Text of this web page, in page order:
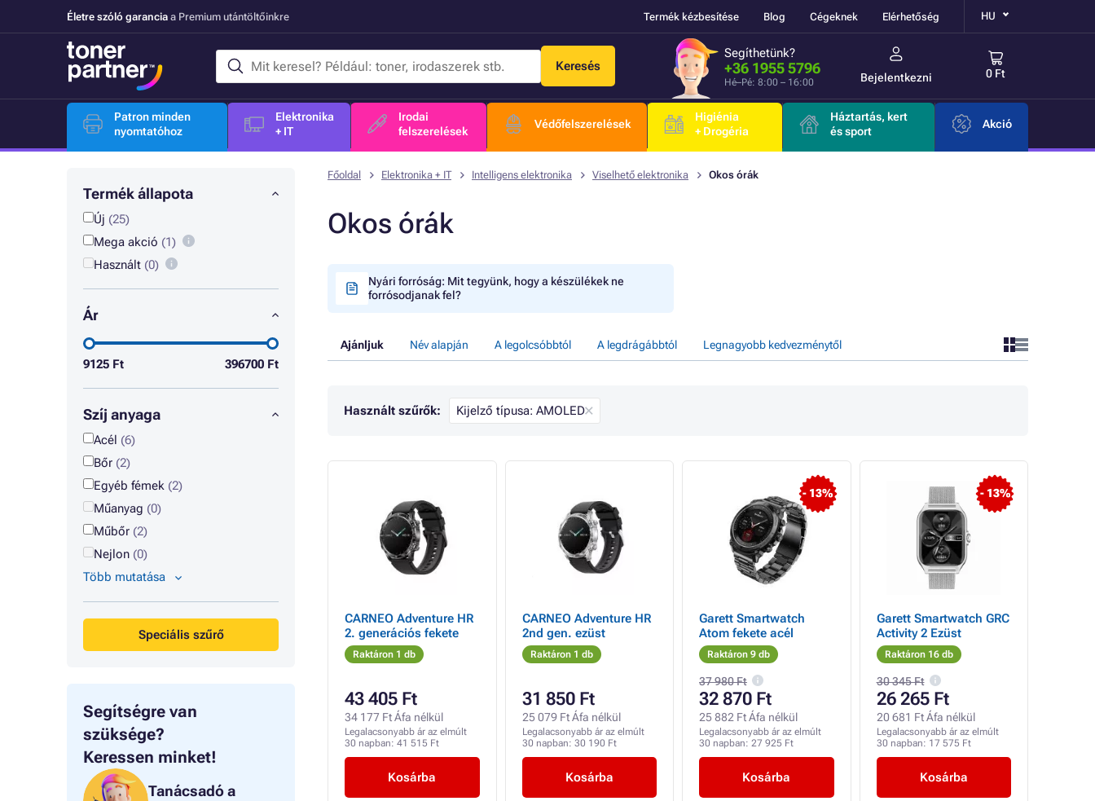
Életre szóló garancia a Premium utántöltőinkre Termék kézbesítése Blog Cégeknek Elérhetőség HU
Keresés
Segíthetünk?
+36 1955 5796
Hé–Pé: 8:00 – 16:00 Bejelentkezni 0 Ft
Patron minden
nyomtatóhoz
Elektronika
+ IT
Irodai
felszerelések
Védőfelszerelések
Higiénia
+ Drogéria
Háztartás, kert
és sport
Akció
Termék állapota
Új (25)
Mega akció (1)
Használt (0)
Ár
9125 Ft 396700 Ft
Szíj anyaga
Acél (6)
Bőr (2)
Egyéb fémek (2)
Műanyag (0)
Műbőr (2)
Nejlon (0)
Több mutatása
Speciális szűrő
Segítségre van
szüksége?
Keressen minket!
Tanácsadó a
Főoldal Elektronika + IT Intelligens elektronika Viselhető elektronika Okos órák
Okos órák
Nyári forróság: Mit tegyünk, hogy a készülékek ne
forrósodjanak fel?
Ajánljuk Név alapján A legolcsóbbtól A legdrágábbtól Legnagyobb kedvezménytől
Használt szűrők: Kijelző típusa: AMOLED
CARNEO Adventure HR
2. generációs fekete
Raktáron 1 db
43 405 Ft
34 177 Ft Áfa nélkül
Legalacsonyabb ár az elmúlt
30 napban: 41 515 Ft
Kosárba
CARNEO Adventure HR
2nd gen. ezüst
Raktáron 1 db
31 850 Ft
25 079 Ft Áfa nélkül
Legalacsonyabb ár az elmúlt
30 napban: 30 190 Ft
Kosárba
- 13%
Garett Smartwatch
Atom fekete acél
Raktáron 9 db
37 980 Ft
32 870 Ft
25 882 Ft Áfa nélkül
Legalacsonyabb ár az elmúlt
30 napban: 27 925 Ft
Kosárba
- 13%
Garett Smartwatch GRC
Activity 2 Ezüst
Raktáron 16 db
30 345 Ft
26 265 Ft
20 681 Ft Áfa nélkül
Legalacsonyabb ár az elmúlt
30 napban: 17 575 Ft
Kosárba